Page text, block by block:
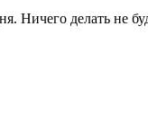
делать не